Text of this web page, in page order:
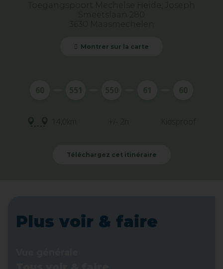
Toegangspoort Mechelse Heide, Joseph
Smeetslaan 280
3630 Maasmechelen
Montrer sur la carte
60 551 550 61 60
14,0km +/- 2h Kidsproof
Téléchargez cet itinéraire
Plus voir & faire